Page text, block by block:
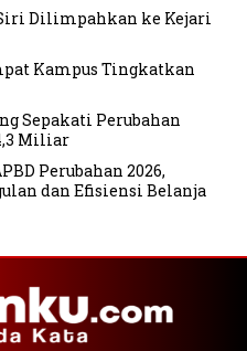
Dilimpahkan ke Kejari
Kampus Tingkatkan
Sepakati Perubahan
Miliar
Perubahan 2026,
dan Efisiensi Belanja